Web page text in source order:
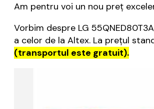
Am pentru voi un nou preţ
Vorbim despre LG
a celor de la Altex. La preţul
(transportul este gratuit).